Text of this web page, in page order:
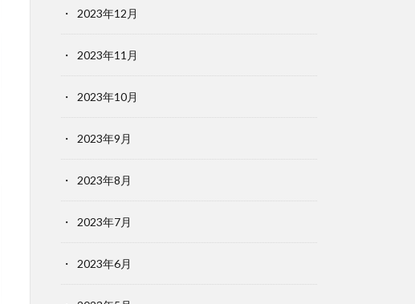
2023年12月
2023年11月
2023年10月
2023年9月
2023年8月
2023年7月
2023年6月